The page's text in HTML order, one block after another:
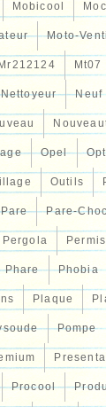
Mobicool
Moto-
Mr212124 Mt07
Nettoyeur Neuf
Opel
Outils
Pare Pare-
Pergola Permis
Phare Phobia
Plaque
Pompe
Procool